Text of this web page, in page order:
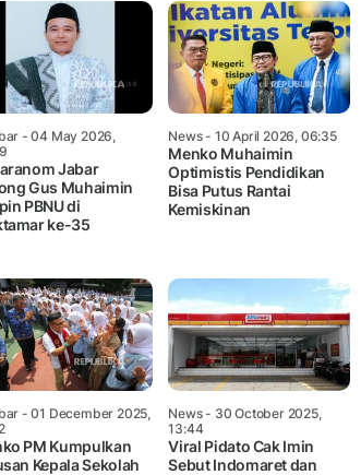
- 04 May 2026,
Jabar
Gus Muhaimin
PBNU di
ke-35
News- 10 April 2026, 06:35
Menko Muhaimin
Optimistis Pendidikan
Bisa Putus Rantai
Kemiskinan
- 01 December 2025,
PM Kumpulkan
Kepala Sekolah
News- 30 October 2025,
13:44
Viral Pidato Cak Imin
Sebut Indomaret dan